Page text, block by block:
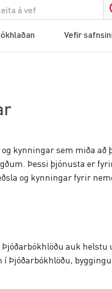
Vefir
kynningar sem miða að
Þessi þjónusta er
og kynningar fyrir
auk helstu